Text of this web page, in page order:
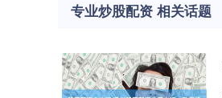
专业炒股配资 相关话题